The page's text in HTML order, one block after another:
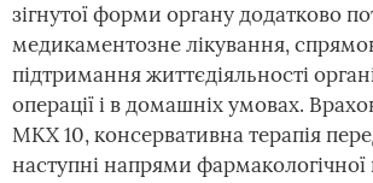
зігнутої форми органу додатково
медикаментозне лікування,
підтримання життєдіяльності
операції і в домашніх умовах.
МКХ 10, консервативна терапія
наступні напрями фармакологічної